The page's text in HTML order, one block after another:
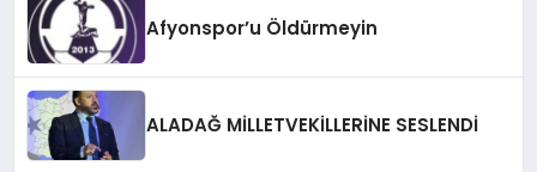
Afyonspor’u Öldürmeyin
ALADAĞ MİLLETVEKİLLERİNE SESLENDİ